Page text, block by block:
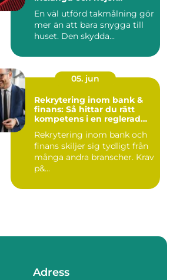
En väl utförd takmålning gör
mer än att bara snygga till
huset. Den skydda...
05. jun
Rekrytering inom bank &
finans: Så hittar du rätt
kompetens i en reglerad
Rekrytering inom bank och
finans skiljer sig tydligt från
många andra branscher. Krav
p&...
Adress